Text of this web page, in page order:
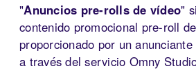
"Anuncios pre-rolls de vídeo"
contenido promocional pre-roll
proporcionado por un
a través del servicio Omny